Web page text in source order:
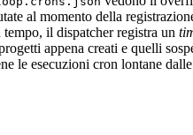
al momento della
il dispatcher registra un
appena creati e quelli
le esecuzioni cron lontane